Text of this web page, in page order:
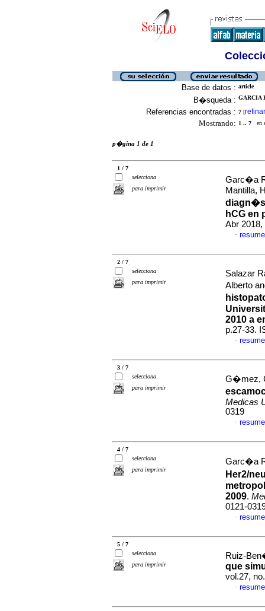
Base de datos : article
B�squeda : GARCIA
Referencias encontradas : 7 [refinar
Mostrando: 1 .. 7 en
p�gina 1 de 1
1 / 7
selecciona
para imprimir
Garc�a
Mantilla,
hCG en
Abr 2018,
·
2 / 7
selecciona
para imprimir
Salazar
Alberto
2010 a
p.27-33.
·
3 / 7
selecciona
para imprimir
G�mez,
Medicas
0319
·
4 / 7
selecciona
para imprimir
Garc�a
Her2/
2009.
0121-
·
5 / 7
selecciona
para imprimir
Ruiz-
que
vol.27,
·